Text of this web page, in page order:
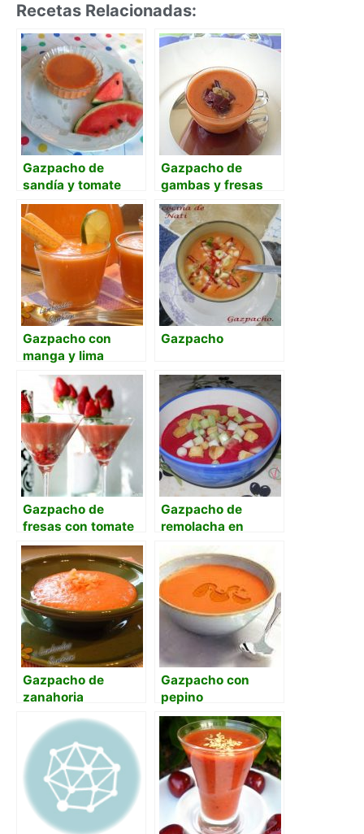
Recetas Relacionadas:
Gazpacho de
sandía y tomate
con pepino
Gazpacho de
gambas y fresas
Gazpacho con
manga y lima
Gazpacho
Gazpacho de
fresas con tomate
Gazpacho de
remolacha en
Gazpacho de
zanahoria
Gazpacho con
pepino